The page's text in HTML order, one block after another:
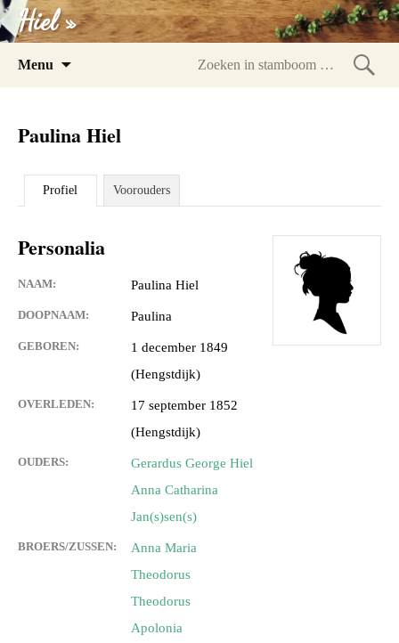
Hiel »
Menu
Paulina Hiel
Profiel Voorouders
Personalia
NAAM: Paulina Hiel
DOOPNAAM: Paulina
GEBOREN:
1 december 1849
(Hengstdijk)
OVERLEDEN:
17 september 1852
(Hengstdijk)
OUDERS:
Gerardus George Hiel
Anna Catharina
Jan(s)sen(s)
BROERS/ZUSSEN:
Anna Maria
Theodorus
Theodorus
Apolonia